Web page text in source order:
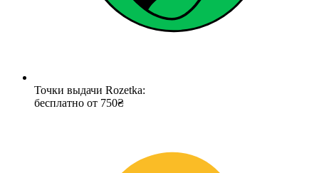
Точки выдачи Rozetka:
бесплатно от 750₴